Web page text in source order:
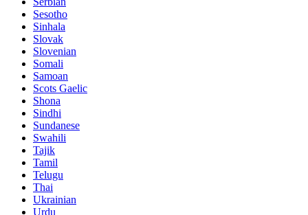
Sesotho
Sinhala
Slovak
Slovenian
Somali
Samoan
Scots Gaelic
Shona
Sindhi
Sundanese
Swahili
Tajik
Tamil
Telugu
Thai
Ukrainian
Urdu